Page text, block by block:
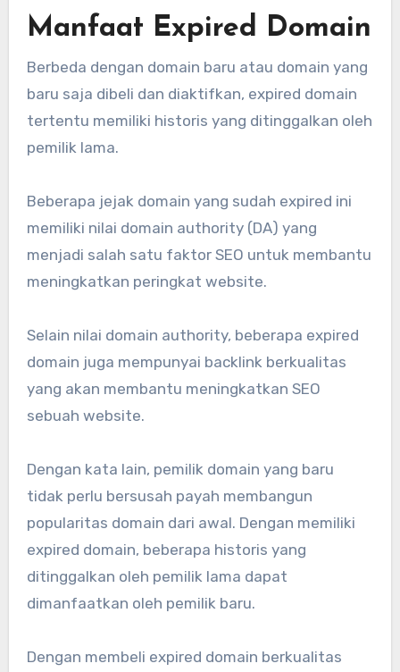
Manfaat Expired Domain
Berbeda dengan domain baru atau domain yang
baru saja dibeli dan diaktifkan, expired domain
tertentu memiliki historis yang ditinggalkan oleh
pemilik lama.
Beberapa jejak domain yang sudah expired ini
memiliki nilai domain authority (DA) yang
menjadi salah satu faktor SEO untuk membantu
meningkatkan peringkat website.
Selain nilai domain authority, beberapa expired
domain juga mempunyai backlink berkualitas
yang akan membantu meningkatkan SEO
sebuah website.
Dengan kata lain, pemilik domain yang baru
tidak perlu bersusah payah membangun
popularitas domain dari awal. Dengan memiliki
expired domain, beberapa historis yang
ditinggalkan oleh pemilik lama dapat
dimanfaatkan oleh pemilik baru.
Dengan membeli expired domain berkualitas